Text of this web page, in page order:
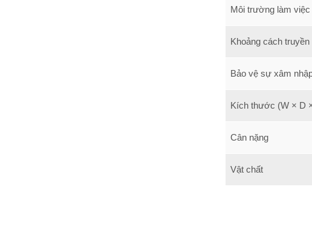
Môi trường làm việc
Khoảng cách truyền
Bảo vệ sự xâm
Kích thước (W × D
Cân nặng
Vật chất